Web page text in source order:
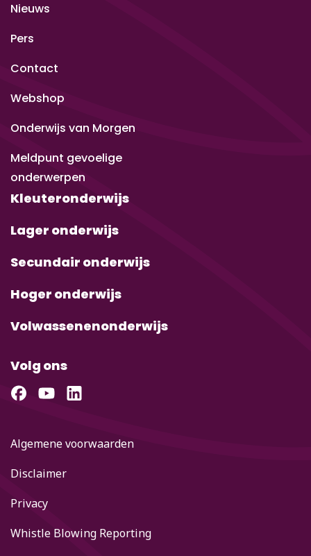
Nieuws
Pers
Contact
Webshop
Onderwijs van Morgen
Meldpunt gevoelige
onderwerpen
Kleuteronderwijs
Lager onderwijs
Secundair onderwijs
Hoger onderwijs
Volwassenenonderwijs
Volg ons
Algemene voorwaarden
Disclaimer
Privacy
Whistle Blowing Reporting